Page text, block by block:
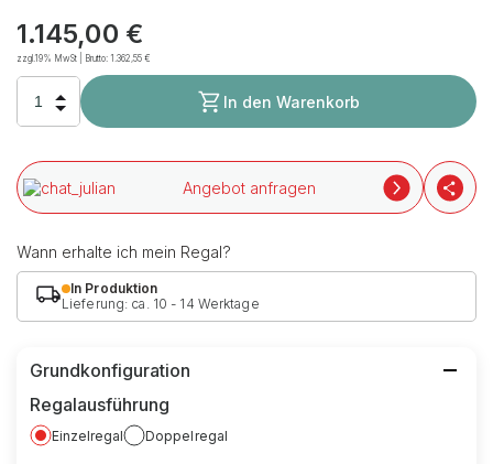
1.145,00 €
zzgl.19% MwSt | Brutto:1.362,55 €
In den Warenkorb
Angebot anfragen
Wann erhalte ich mein Regal?
In Produktion
Lieferung: ca. 10 - 14 Werktage
Grundkonfiguration
Regalausführung
Einzelregal Doppelregal